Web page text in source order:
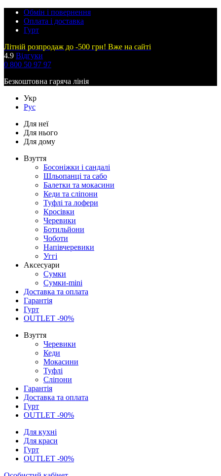
Обмін і повернення
Оплата і доставка
Гурт
Літній розпродаж до -500 грн! Вже на сайті
4.9 Відгуки
0 800 50 97 97
Безкоштовна гаряча лінія
Укр
Рус
Для неї
Для нього
Для дому
Взуття
Босоніжки і сандалі
Шльопанці та сабо
Балетки та мокасини
Кеди та сліпони
Туфлі та лофери
Кросівки
Черевики
Ботильйони
Чоботи
Напівчеревики
Уггі
Аксесуари
Сумки
Сумки-mini
Доставка та оплата
Гарантія
Гурт
OUTLET -90%
Взуття
Черевики
Кеди
Мокасини
Туфлі
Сліпони
Гарантія
Доставка та оплата
Гурт
OUTLET -90%
Для кухні
Для краси
Гурт
OUTLET -90%